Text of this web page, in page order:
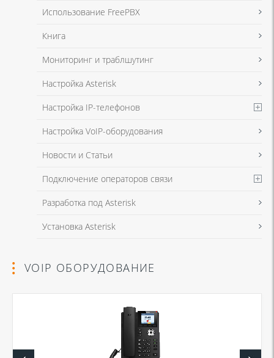
Использование FreePBX
Книга
Мониторинг и траблшутинг
Настройка Asterisk
Настройка IP-телефонов
Настройка VoIP-оборудования
Новости и Статьи
Подключение операторов связи
Разработка под Asterisk
Установка Asterisk
VOIP ОБОРУДОВАНИЕ